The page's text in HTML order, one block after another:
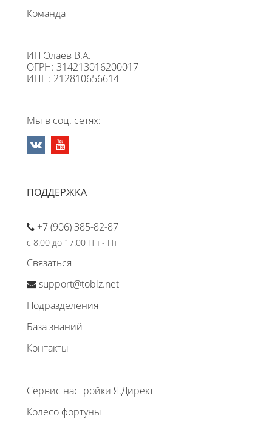
Команда
ИП Олаев В.А.
ОГРН: 314213016200017
ИНН: 212810656614
Мы в соц. сетях:
ПОДДЕРЖКА
+7 (906) 385-82-87
с 8:00 до 17:00 Пн - Пт
Связаться
support@tobiz.net
Подразделения
База знаний
Контакты
Сервис настройки Я.Директ
Колесо фортуны